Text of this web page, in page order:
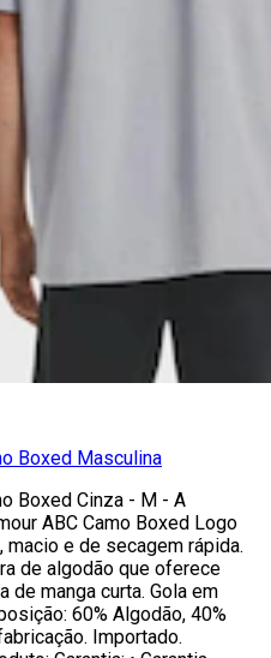
Boxed Masculina
Boxed Cinza - M - A
ABC Camo Boxed Logo
e de secagem rápida.
de algodão que oferece
de manga curta. Gola em
60% Algodão, 40%
Importado.